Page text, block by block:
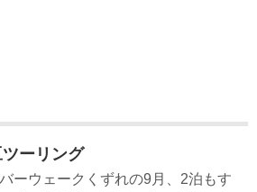
ーリング
ーウェークくずれの9月、2泊もす